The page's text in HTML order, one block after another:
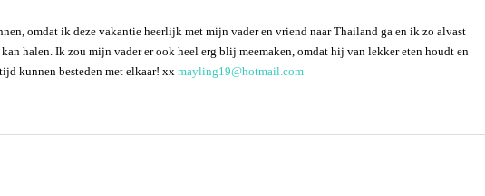
omdat ik deze vakantie heerlijk met mijn vader en vriend naar Thailand ga en ik zo alvast
kan halen. Ik zou mijn vader er ook heel erg blij meemaken, omdat hij van lekker eten houdt en
kunnen besteden met elkaar! xxmayling19@hotmail.com